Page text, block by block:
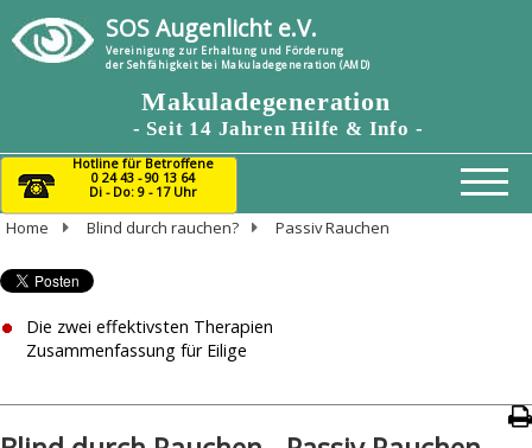
SOS Augenlicht e.V.
Vereinigung zur Erhaltung und Förderung
der Sehfähigkeit bei Makuladegeneration (AMD)
Makuladegeneration
- Seit 14 Jahren Hilfe & Info -
Hotline für Betroffene
0 24 43 - 90 13 64
Di - Do: 9 - 17 Uhr
Home
Therapie-Adressen
Spenden
Über Uns
Home Blind durch rauchen? Passiv Rauchen
Die zwei effektivsten Therapien
Zusammenfassung für Eilige